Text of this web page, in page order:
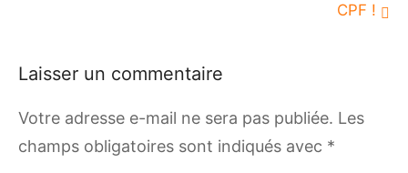
CPF !
Laisser un commentaire
Votre adresse e-mail ne sera pas publiée. Les
champs obligatoires sont indiqués avec *